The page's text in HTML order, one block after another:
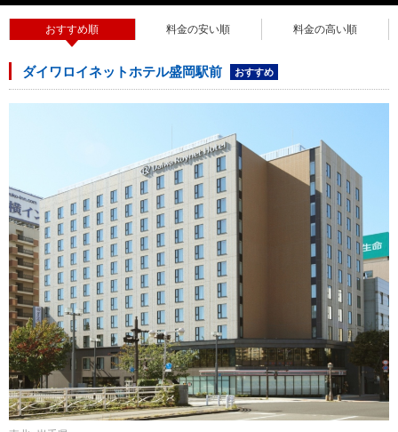
おすすめ順 料金の安い順 料金の高い順
ダイワロイネットホテル盛岡駅前 おすすめ